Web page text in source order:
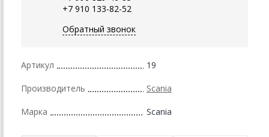
+7 910 133-82-52
Обратный звонок
Артикул 19
Производитель Scania
Марка Scania